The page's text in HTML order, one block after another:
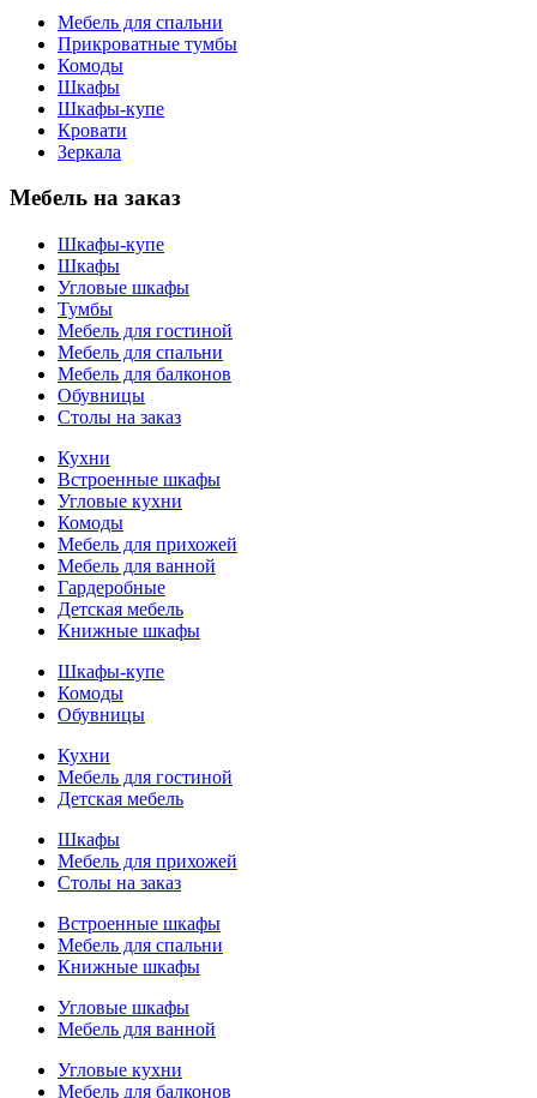
Мебель для спальни
Прикроватные тумбы
Комоды
Шкафы
Шкафы-купе
Кровати
Зеркала
Мебель на заказ
Шкафы-купе
Шкафы
Угловые шкафы
Тумбы
Мебель для гостиной
Мебель для спальни
Мебель для балконов
Обувницы
Столы на заказ
Кухни
Встроенные шкафы
Угловые кухни
Комоды
Мебель для прихожей
Мебель для ванной
Гардеробные
Детская мебель
Книжные шкафы
Шкафы-купе
Комоды
Обувницы
Кухни
Мебель для гостиной
Детская мебель
Шкафы
Мебель для прихожей
Столы на заказ
Встроенные шкафы
Мебель для спальни
Книжные шкафы
Угловые шкафы
Мебель для ванной
Угловые кухни
Мебель для балконов